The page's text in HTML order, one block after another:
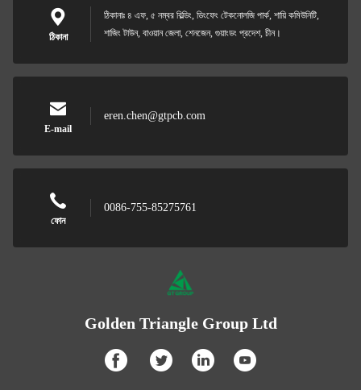
ঠিকানা
ঠিকানাঃ ৪ এফ, ৫ নম্বর বিল্ডিং, ডিংফেং টেকনোলজি পার্ক, শায়ি কমিউনিটি,
শাজিং টাউন, বাওয়ান জেলা, শেনজেন, গুয়াংডং প্রদেশ, চীন।
E-mail
eren.chen@gtpcb.com
ফোন
0086-755-85275761
Golden Triangle Group Ltd